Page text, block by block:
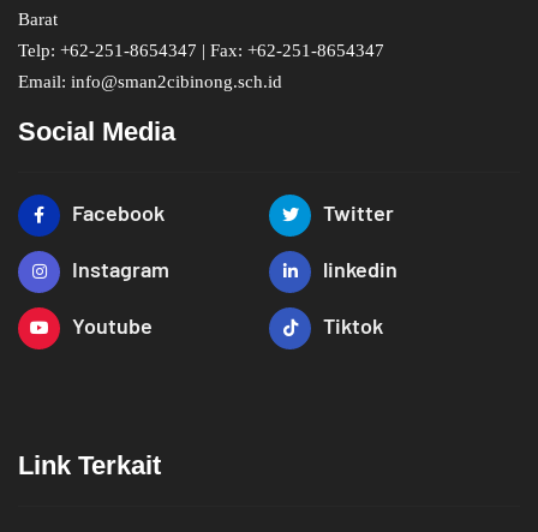
Barat
Telp: +62-251-8654347 | Fax: +62-251-8654347
Email: info@sman2cibinong.sch.id
Social Media
Facebook Twitter
Instagram linkedin
Youtube Tiktok
Link Terkait